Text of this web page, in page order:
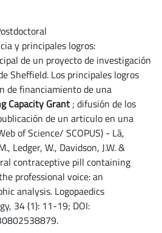
y principales logros:
de un proyecto de investigación
Sheffield. Los principales logros
de financiamiento de una
Capacity Grant ; difusión de los
de un articulo en una
of Science/ SCOPUS) - Lã,
Ledger, W., Davidson, J.W. &
contraceptive pill containing
professional voice: an
analysis. Logopaedics
34 (1): 11-19; DOI: